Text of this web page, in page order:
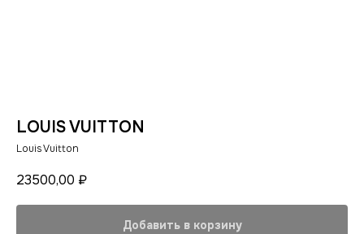
LOUIS VUITTON
Louis Vuitton
23500,00 ₽
Добавить в корзину